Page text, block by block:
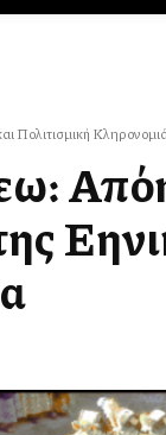
Πολιτισμική